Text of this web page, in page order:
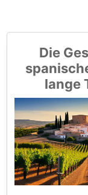
Die
lange